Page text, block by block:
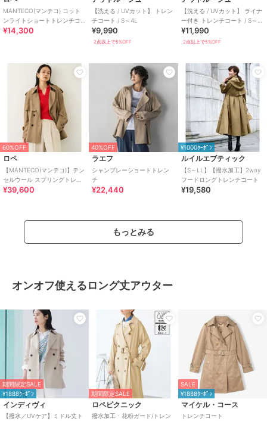
MANTECO(マンテコ) コット
ンライトショートトレンチコ
ート
¥14,300
【洗える / UVカット】 トレン
チコート / S～4L
¥9,990
2点以上で5%OFF
【洗える / UVカット】 ライナ
ー付き トレンチコート / S～
4L
¥11,990
2点以上で5%OFF
60%OFF
ロペ
【MANTECO(マンテコ)】テン
セルウール スプリングトレン
チコート
¥39,600
40%OFF
ラエフ
シャンブレーショートトレン
チ
¥22,440
¥1000ｸｰﾎﾟﾝ
ルイルエブティック
【S～LL】【撥水加工】2way
フードロングトレンチコート
¥19,580
もっとみる
オンオフ使えるロング丈アウター
期間限定SALE
¥1888ｸｰﾎﾟﾝ
インディヴィ
【撥水／UVケア】ミドル丈ト
期間限定SALE
ロペピクニック
撥水加工・花粉ガード/トレン
SALE
¥1888ｸｰﾎﾟﾝ
マイケル・コース
トレンチコート